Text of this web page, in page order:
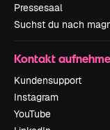
Pressesaal
Suchst du nach
Kontakt
Kundensupport
Instagram
YouTube